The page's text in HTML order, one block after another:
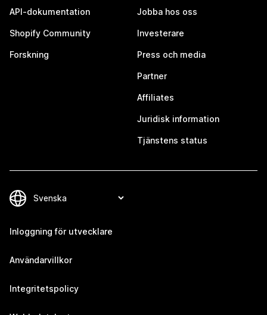
API-dokumentation
Shopify Community
Forskning
Jobba hos oss
Investerare
Press och media
Partner
Affiliates
Juridisk information
Tjänstens status
Inloggning för utvecklare
Användarvillkor
Integritetspolicy